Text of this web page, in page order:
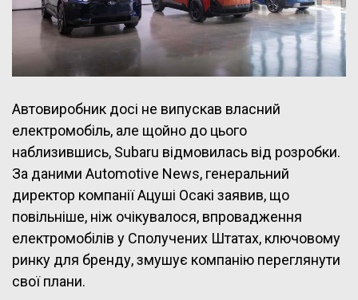
Автовиробник досі не випускав власний
електромобіль, але щойно до цього
наблизившись, Subaru відмовилась від розробки.
За даними Automotive News, генеральний
директор компанії Ацуші Осакі заявив, що
повільніше, ніж очікувалося, впровадження
електромобілів у Сполучених Штатах, ключовому
ринку для бренду, змушує компанію переглянути
свої плани.